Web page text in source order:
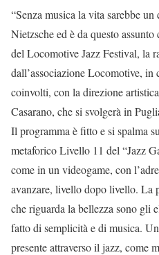
“Senza musica la vita sarebbe
Nietzsche ed è da questo
del Locomotive Jazz Festival, la
dall’associazione Locomotive,
coinvolti, con la direzione
Casarano, che si svolgerà in
Il programma è fitto e si spalma
metaforico Livello 11 del “Jazz
come in un videogame, con
avanzare, livello dopo livello. La
che riguarda la bellezza sono gli
fatto di semplicità e di musica.
presente attraverso il jazz, come